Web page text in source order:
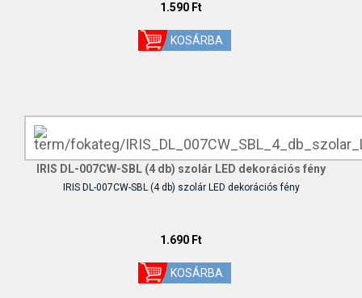
1.590 Ft
IRIS DL-007CW-SBL (4 db) szolár LED dekorációs fény
IRIS DL-007CW-SBL (4 db) szolár LED dekorációs fény
1.690 Ft